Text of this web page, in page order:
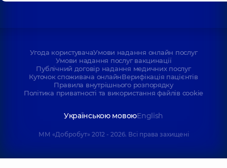
Угода користувачаУмови надання онлайн послуг
Умови надання послуг вакцинації
Публічний договір надання медичних послуг
Куточок споживача онлайнВерифікація пацієнтів
Правила внутрішнього розпорядку
Політика приватності та використання файлів cookie
Українською мовоюEnglish
ММ «Добробут» 2012 - 2026. Всі права захищені